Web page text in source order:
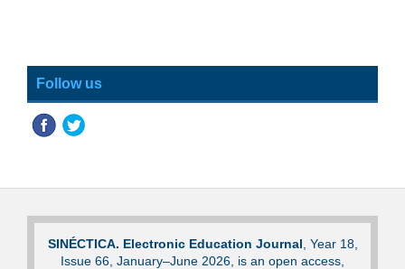
Follow us
SINÉCTICA. Electronic Education Journal , Year 18,
Issue 66, January–June 2026, is an open access,